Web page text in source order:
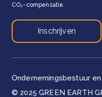
CO₂-compensatie.
Inschrijven
© 2025 GREEN EARTH
Ondernemingsbestuur